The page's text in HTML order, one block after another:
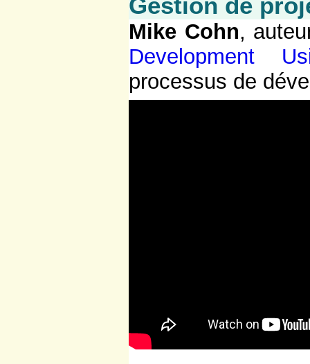
Mike Cohn,
Development
processus de